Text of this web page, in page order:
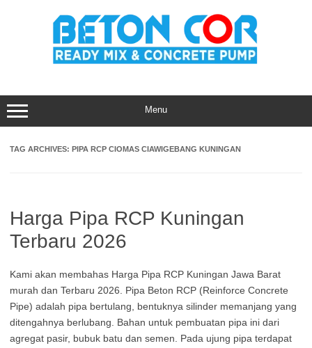
Menu
TAG ARCHIVES: PIPA RCP CIOMAS CIAWIGEBANG KUNINGAN
Harga Pipa RCP Kuningan
Terbaru 2026
Kami akan membahas Harga Pipa RCP Kuningan Jawa Barat
murah dan Terbaru 2026. Pipa Beton RCP (Reinforce Concrete
Pipe) adalah pipa bertulang, bentuknya silinder memanjang yang
ditengahnya berlubang. Bahan untuk pembuatan pipa ini dari
agregat pasir, bubuk batu dan semen. Pada ujung pipa terdapat